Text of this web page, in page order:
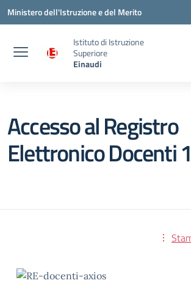
Vai ai contenuti
Vai al menu di navigazione
Vai al footer
Ministero dell'Istruzione e del Merito
Istituto di Istruzione
Superiore
Einaudi
Accesso al Registro
Elettronico Docenti